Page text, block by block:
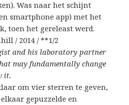
Was naar het schijnt
smartphone app) met het
toen het gereleast werd.
/ 2014 / **1/2
and his laboratory partner
may fundamentally change
it.
om vier sterren te geven,
gepuzzelde en